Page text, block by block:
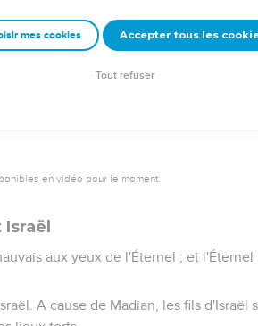
!
ô Éternel ! mais que ceux qui t'aiment
quarante ans.
en vidéo pour le moment.
aux yeux de l'Éternel ; et
A cause de Madian, les fils d'Israël
mes cookies Accepter tous les
Tout refuser